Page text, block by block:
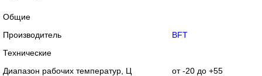
Общие
Производитель
BFT
Технические
Диапазон рабочих температур, Ц
от -20 до +55